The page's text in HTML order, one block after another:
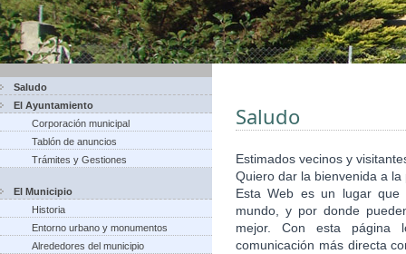
Saludo
El Ayuntamiento
Corporación municipal
Tablón de anuncios
Trámites y Gestiones
El Municipio
Historia
Entorno urbano y monumentos
Alrededores del municipio
Saludo
Estimados vecinos y
Quiero dar la bienvenida a
Esta Web es un lugar
mundo, y por donde
mejor. Con esta página
comunicación más directa